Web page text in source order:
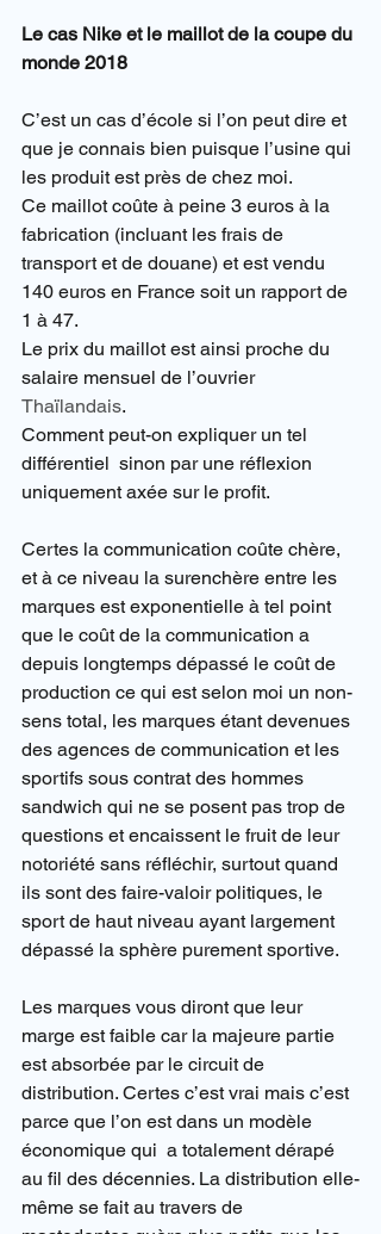
Le cas Nike et le maillot de la coupe du
monde 2018
C’est un cas d’école si l’on peut dire et
que je connais bien puisque l’usine qui
les produit est près de chez moi.
Ce maillot coûte à peine 3 euros à la
fabrication (incluant les frais de
transport et de douane) et est vendu
140 euros en France soit un rapport de
1 à 47.
Le prix du maillot est ainsi proche du
salaire mensuel de l’ouvrier
Thaïlandais.
Comment peut-on expliquer un tel
différentiel  sinon par une réflexion
uniquement axée sur le profit.
Certes la communication coûte chère,
et à ce niveau la surenchère entre les
marques est exponentielle à tel point
que le coût de la communication a
depuis longtemps dépassé le coût de
production ce qui est selon moi un non-
sens total, les marques étant devenues
des agences de communication et les
sportifs sous contrat des hommes
sandwich qui ne se posent pas trop de
questions et encaissent le fruit de leur
notoriété sans réfléchir, surtout quand
ils sont des faire-valoir politiques, le
sport de haut niveau ayant largement
dépassé la sphère purement sportive.
Les marques vous diront que leur
marge est faible car la majeure partie
est absorbée par le circuit de
distribution. Certes c’est vrai mais c’est
parce que l’on est dans un modèle
économique qui  a totalement dérapé
au fil des décennies. La distribution elle-
même se fait au travers de